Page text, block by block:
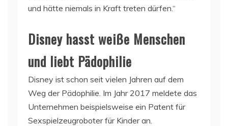
und hätte niemals in Kraft treten dürfen.“
Disney hasst weiße Menschen
und liebt Pädophilie
Disney ist schon seit vielen Jahren auf dem
Weg der Pädophilie. Im Jahr 2017 meldete das
Unternehmen beispielsweise ein Patent für
Sexspielzeugroboter für Kinder an.